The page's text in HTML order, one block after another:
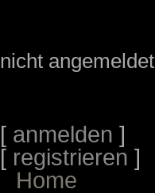
nicht angemeldet
[ anmelden ]
[ registrieren ]
Home